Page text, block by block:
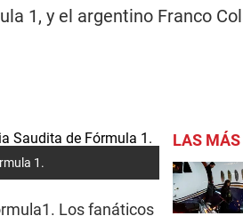
1, y el argentino Franco
1.
Los fanáticos
LAS